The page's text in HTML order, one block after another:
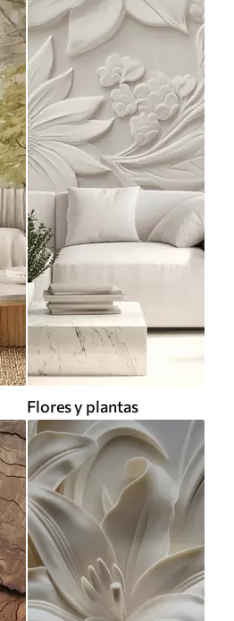
Flores y plantas